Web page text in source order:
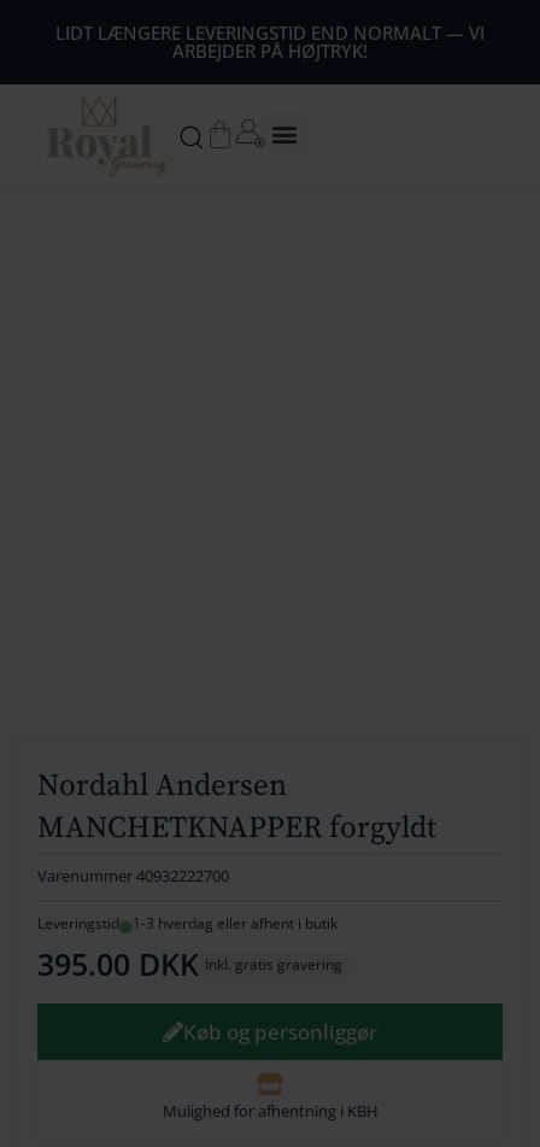
LIDT LÆNGERE LEVERINGSTID END NORMALT — VI
ARBEJDER PÅ HØJTRYK!
Kurv
54
204
234
264
Nordahl Andersen
MANCHETKNAPPER forgyldt
Varenummer40932222700
Leveringstid 1-3 hverdag eller afhent i butik
395.00 DKK Inkl. gratis gravering
Køb og personliggør
Mulighed for afhentning i KBH